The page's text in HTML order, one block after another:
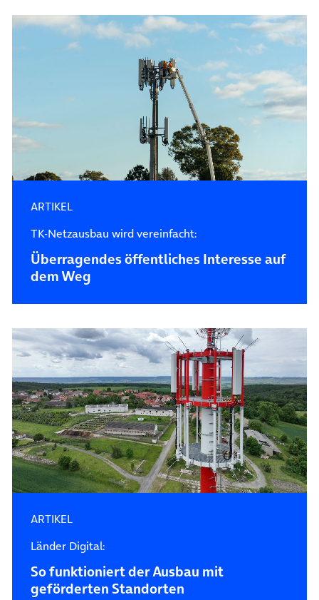
ARTIKEL
TK-Netzausbau wird vereinfacht:
Überragendes öffentliches Interesse auf
dem Weg
ARTIKEL
Länder Digital:
So funktioniert der Ausbau mit
geförderten Standorten